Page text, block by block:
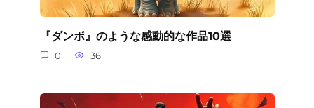
『ダンボ』のような感動的な作品10選
0 36